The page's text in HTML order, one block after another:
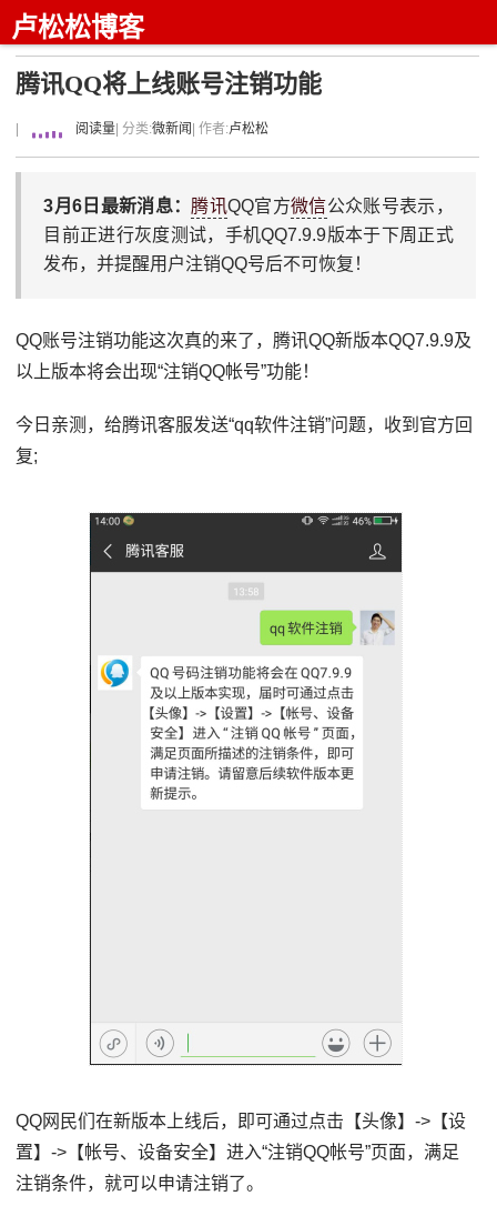
卢松松博客
腾讯QQ将上线账号注销功能
阅读量 | 分类:微新闻 | 作者:卢松松
3月6日最新消息： 腾讯QQ官方微信公众账号表示，
目前正进行灰度测试，手机QQ7.9.9版本于下周正式
发布，并提醒用户注销QQ号后不可恢复！
QQ账号注销功能这次真的来了，腾讯QQ新版本QQ7.9.9及
以上版本将会出现“注销QQ帐号”功能！
今日亲测，给腾讯客服发送“qq软件注销”问题，收到官方回
复;
QQ网民们在新版本上线后，即可通过点击【头像】->【设
置】->【帐号、设备安全】进入“注销QQ帐号”页面，满足
注销条件，就可以申请注销了。